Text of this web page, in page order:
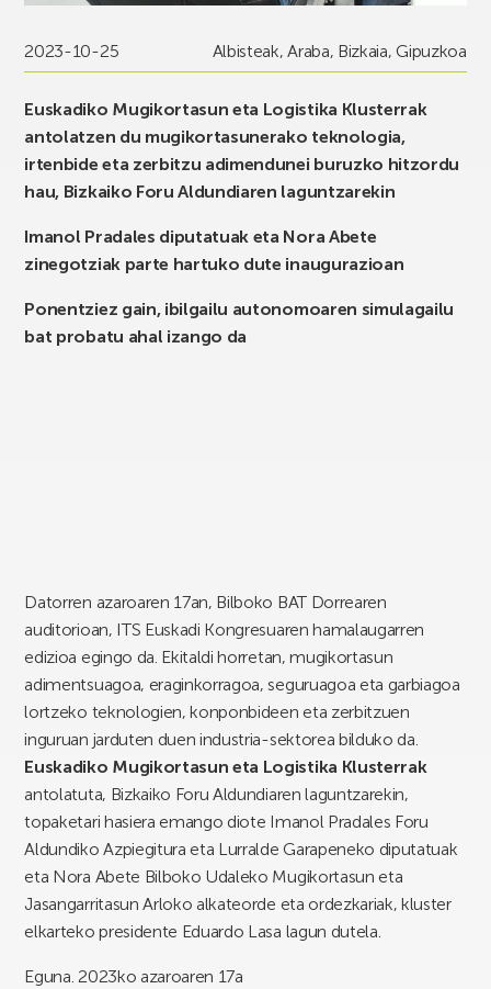
2023-10-25 Albisteak,Araba, Bizkaia,Gipuzkoa
Euskadiko Mugikortasun eta Logistika Klusterrak
antolatzen du mugikortasunerako teknologia,
irtenbide eta zerbitzu adimendunei buruzko hitzordu
hau, Bizkaiko Foru Aldundiaren laguntzarekin
Imanol Pradales diputatuak eta Nora Abete
zinegotziak parte hartuko dute inaugurazioan
Ponentziez gain, ibilgailu autonomoaren simulagailu
bat probatu ahal izango da
Datorren azaroaren 17an, Bilboko BAT Dorrearen
auditorioan, ITS Euskadi Kongresuaren hamalaugarren
edizioa egingo da. Ekitaldi horretan, mugikortasun
adimentsuagoa, eraginkorragoa, seguruagoa eta garbiagoa
lortzeko teknologien, konponbideen eta zerbitzuen
inguruan jarduten duen industria-sektorea bilduko da.
Euskadiko Mugikortasun eta Logistika Klusterrak
antolatuta, Bizkaiko Foru Aldundiaren laguntzarekin,
topaketari hasiera emango diote Imanol Pradales Foru
Aldundiko Azpiegitura eta Lurralde Garapeneko diputatuak
eta Nora Abete Bilboko Udaleko Mugikortasun eta
Jasangarritasun Arloko alkateorde eta ordezkariak, kluster
elkarteko presidente Eduardo Lasa lagun dutela.
Eguna. 2023ko azaroaren 17a